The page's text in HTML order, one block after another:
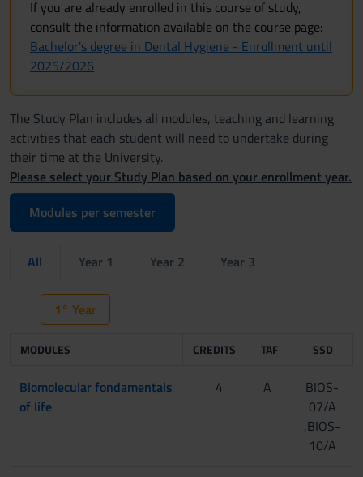
If you are already enrolled in this course of study,
consult the information available on the course page:
Bachelor's degree in Dental Hygiene - Enrollment until
2025/2026
The Study Plan includes all modules, teaching and learning
activities that each student will need to undertake during
their time at the University.
Please select your Study Plan based on your enrollment year.
Modules per semester
All Year 1 Year 2 Year 3
1° Year
MODULES CREDITS TAF SSD
Biomolecular fondamentals
of life
4 A
BIOS-
07/A
,BIOS-
10/A